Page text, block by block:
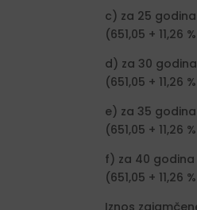
c) za 25
(651,05 + 11,26
d) za 30
(651,05 + 11,26
e) za 35
(651,05 + 11,26
f) za 40 godina
(651,05 + 11,26
Iznos